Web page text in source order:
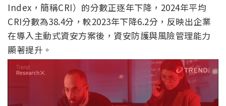
Index，簡稱CRI）的分數正逐年下降，2024年平均
CRI分數為38.4分，較2023年下降6.2分，反映出企業
在導入主動式資安方案後，資安防護與風險管理能力
顯著提升。